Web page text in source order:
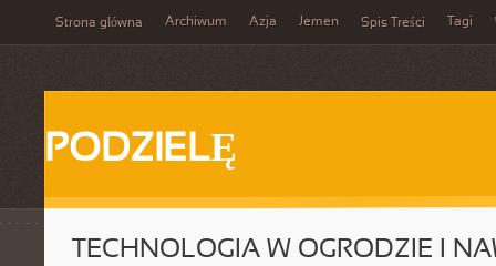
Strona główna Archiwum Azja Jemen Spis Treści Tagi
PODZIELĘ
TECHNOLOGIA W OGRODZIE I